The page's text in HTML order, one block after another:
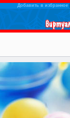
Добавить в избранное|